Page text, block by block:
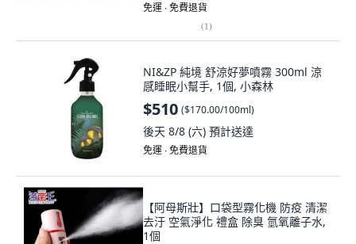
免運 ∙ 免費退貨
(1)
NI&ZP 純境 舒涼好夢噴霧 300ml 涼
感睡眠小幫手, 1個, 小森林
$510 ($170.00/100ml)
後天 8/8 (六) 預計送達
免運 ∙ 免費退貨
【阿母斯壯】口袋型霧化機 防疫 清潔
去汙 空氣淨化 禮盒 除臭 氫氧離子水,
1個